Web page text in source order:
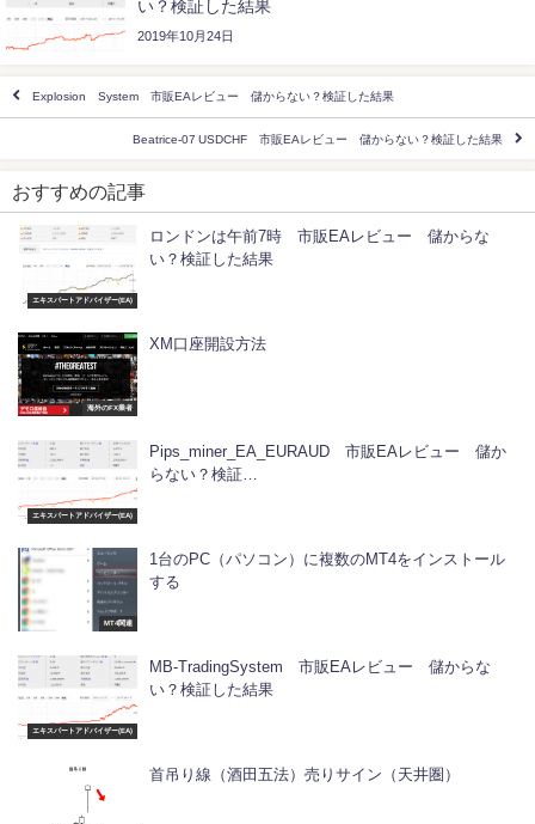
い？検証した結果
2019年10月24日
Explosion System 市販EAレビュー 儲からない？検証した結果
Beatrice-07 USDCHF 市販EAレビュー 儲からない？検証した結果
おすすめの記事
エキスパートアドバイザー(EA)
ロンドンは午前7時 市販EAレビュー 儲からな
い？検証した結果
海外のFX業者
XM口座開設方法
エキスパートアドバイザー(EA)
Pips_miner_EA_EURAUD 市販EAレビュー 儲か
らない？検証…
MT4関連
1台のPC（パソコン）に複数のMT4をインストール
する
エキスパートアドバイザー(EA)
MB-TradingSystem 市販EAレビュー 儲からな
い？検証した結果
首吊り線（酒田五法）売りサイン（天井圏）